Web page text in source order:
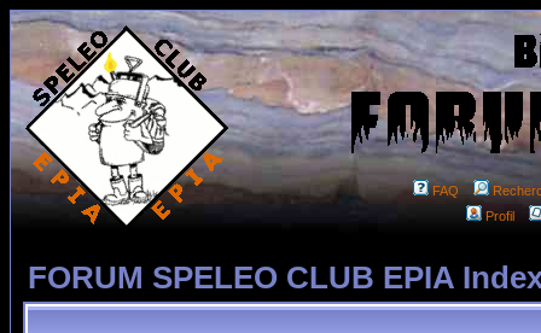
FAQ
Profil
FORUM SPELEO CLUB EPIA